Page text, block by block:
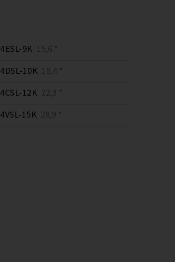
4ESL-9K 15,6 *
4DSL-10K 18,4 *
4CSL-12K 22,3 *
4VSL-15K 28,9 *